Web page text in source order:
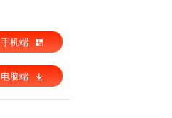
手机端
电脑端